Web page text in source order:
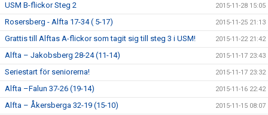
USM B-flickor Steg 2 2015-11-28 15:05
Rosersberg - Alfta 17-34 ( 5-17) 2015-11-25 21:13
Grattis till Alftas A-flickor som tagit sig till steg 3 i USM! 2015-11-22 21:42
Alfta – Jakobsberg 28-24 (11-14) 2015-11-17 23:43
Seriestart för seniorerna! 2015-11-17 23:32
Alfta –Falun 37-26 (19-14) 2015-11-16 22:42
Alfta – Åkersberga 32-19 (15-10) 2015-11-15 08:07